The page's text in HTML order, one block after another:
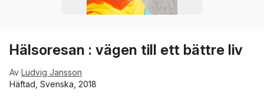
Hälsoresan : vägen till ett bättre liv
Av Ludvig Jansson
Häftad, Svenska, 2018